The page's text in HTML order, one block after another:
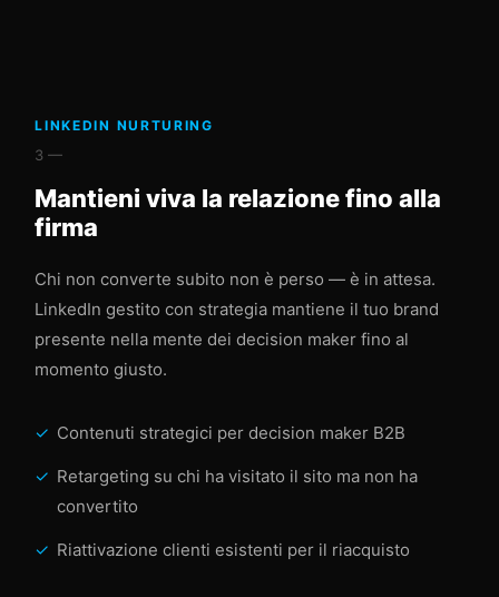
LINKEDIN NURTURING
3 —
Mantieni viva la relazione fino alla
firma
Chi non converte subito non è perso — è in attesa.
LinkedIn gestito con strategia mantiene il tuo brand
presente nella mente dei decision maker fino al
momento giusto.
Contenuti strategici per decision maker B2B
Retargeting su chi ha visitato il sito ma non ha
convertito
Riattivazione clienti esistenti per il riacquisto